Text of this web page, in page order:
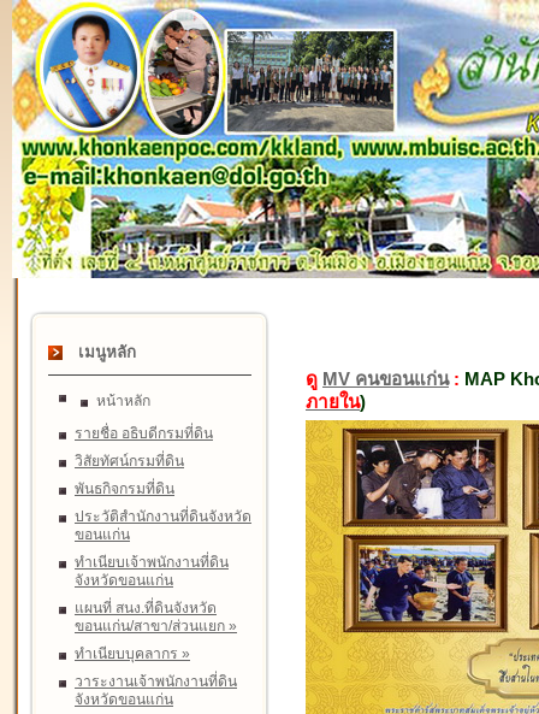
เมนูหลัก
หน้าหลัก
รายชื่อ อธิบดีกรมที่ดิน
วิสัยทัศน์กรมที่ดิน
พันธกิจกรมที่ดิน
ประวัติสำนักงานที่ดินจังหวัด
ขอนแก่น
ทำเนียบเจ้าพนักงานที่ดิน
จังหวัดขอนแก่น
แผนที่ สนง.ที่ดินจังหวัด
ขอนแก่น/สาขา/ส่วนแยก »
ทำเนียบบุคลากร »
วาระงานเจ้าพนักงานที่ดิน
จังหวัดขอนแก่น
ดู MV คนขอนแก่น: MAP
ภายใน)